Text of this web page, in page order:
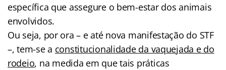
específica que assegure o bem-estar dos animais
envolvidos.
Ou seja, por ora – e até nova manifestação do STF
–, tem-se a constitucionalidade da vaquejada e do
rodeio, na medida em que tais práticas